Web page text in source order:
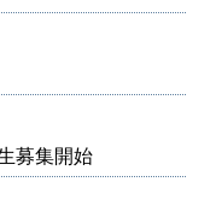
募集開始